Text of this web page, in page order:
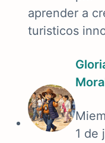
aprender a
turisticos
1 de